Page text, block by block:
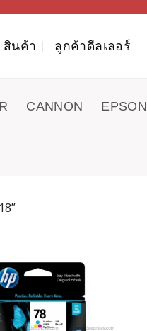
สินค้า ลูกค้าดีลเลอร์
CANNON EPSON